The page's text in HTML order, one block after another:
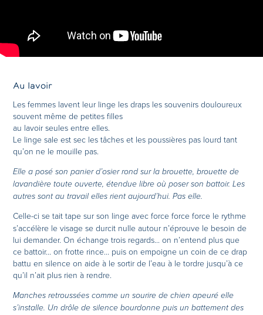
Au lavoir
Les femmes lavent leur linge les draps les souvenirs douloureux
souvent même de petites filles
au lavoir seules entre elles.
Le linge sale est sec les tâches et les poussières pas lourd tant
qu’on ne le mouille pas.
Elle a posé son panier d’osier rond sur la brouette, brouette de
lavandière toute ouverte, étendue libre où poser son battoir. Les
autres sont au travail elles rient aujourd’hui. Pas elle.
Celle-ci se tait tape sur son linge avec force force force le rythme
s’accélère le visage se durcit nulle autour n’éprouve le besoin de
lui demander. On échange trois regards... on n’entend plus que
ce battoir... on frotte rince... puis on empoigne un coin de ce drap
battu en silence on aide à le sortir de l’eau à le tordre jusqu’à ce
qu’il n’ait plus rien à rendre.
Manches retroussées comme un sourire de chien apeuré elle
s’installe. Un drôle de silence bourdonne puis un battement des